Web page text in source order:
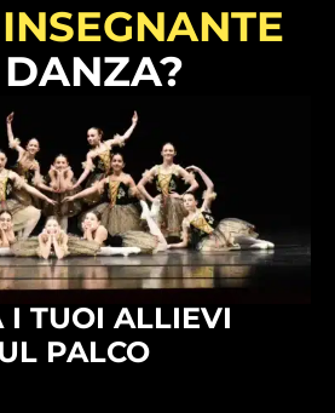
INSEGNANTE
I TUOI ALLIEVI
PALCO